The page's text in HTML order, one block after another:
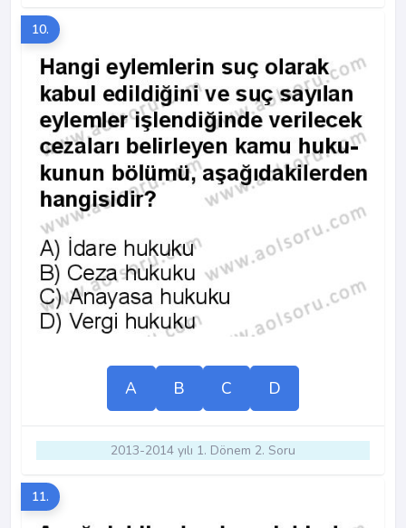
10.
A B C D
2013-2014 yılı 1. Dönem 2. Soru
11.